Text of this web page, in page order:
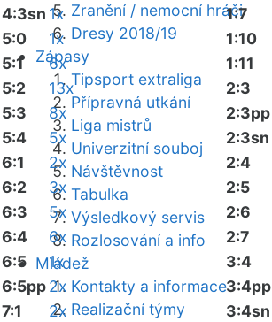
Zranění / nemocní hráči
Dresy 2018/19
Zápasy
Tipsport extraliga
Přípravná utkání
Liga mistrů
Univerzitní souboj
Návštěvnost
Tabulka
Výsledkový servis
Rozlosování a info
Mládež
Kontakty a informace
Realizační týmy
4:3sn 1x
5:0
1x
5:1
6x
5:2
13x
5:3
8x
5:4
5x
6:1
2x
6:2
3x
6:3
5x
6:4
6x
6:5
1x
6:5pp2x
7:1
2x
1:7
1:10
1:11
2:3
2:3pp
2:3sn
2:4
2:5
2:6
2:7
3:4
3:4pp
3:4sn